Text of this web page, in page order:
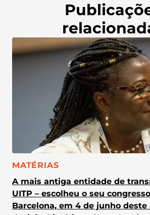
CATEGORIA:
MATÉRIAS
A mais antiga entidade de
UITP – escolheu o seu
Barcelona, em 4 de junho deste